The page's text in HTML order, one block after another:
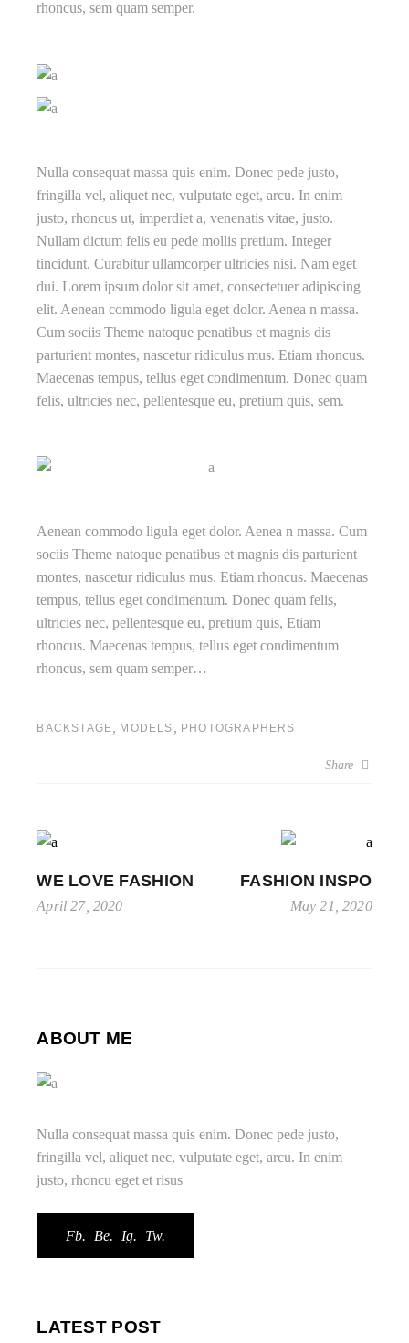
rhoncus, sem quam semper.
Nulla consequat massa quis enim. Donec pede justo,
fringilla vel, aliquet nec, vulputate eget, arcu. In enim
justo, rhoncus ut, imperdiet a, venenatis vitae, justo.
Nullam dictum felis eu pede mollis pretium. Integer
tincidunt. Curabitur ullamcorper ultricies nisi. Nam eget
dui. Lorem ipsum dolor sit amet, consectetuer adipiscing
elit. Aenean commodo ligula eget dolor. Aenea n massa.
Cum sociis Theme natoque penatibus et magnis dis
parturient montes, nascetur ridiculus mus. Etiam rhoncus.
Maecenas tempus, tellus eget condimentum. Donec quam
felis, ultricies nec, pellentesque eu, pretium quis, sem.
Aenean commodo ligula eget dolor. Aenea n massa. Cum
sociis Theme natoque penatibus et magnis dis parturient
montes, nascetur ridiculus mus. Etiam rhoncus. Maecenas
tempus, tellus eget condimentum. Donec quam felis,
ultricies nec, pellentesque eu, pretium quis, Etiam
rhoncus. Maecenas tempus, tellus eget condimentum
rhoncus, sem quam semper…
BACKSTAGE MODELS PHOTOGRAPHERS
Share
WE LOVE FASHION
April 27, 2020
FASHION INSPO
May 21, 2020
ABOUT ME
Nulla consequat massa quis enim. Donec pede justo,
fringilla vel, aliquet nec, vulputate eget, arcu. In enim
justo, rhoncu eget et risus
Fb. Be. Ig. Tw.
LATEST POST